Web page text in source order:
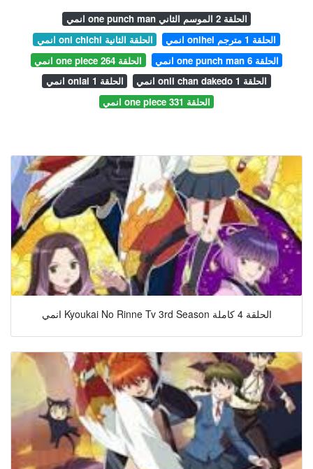
انمي one punch man الحلقة 2 الموسم الثاني
انمي oni chichi الحلقة الثانية
انمي onihei الحلقة 1 مترجم
انمي one piece الحلقة 264
انمي one punch man الحلقة 6
انمي oniai الحلقة 1
انمي onii chan dakedo الحلقة 1
انمي one piece الحلقة 331
انمي Kyoukai No Rinne Tv 3rd Season الحلقة 4 كاملة